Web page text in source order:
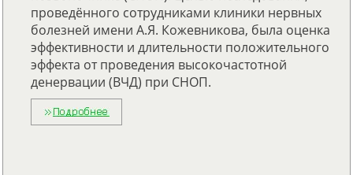
проведённого сотрудниками клиники нервных
болезней имени А.Я. Кожевникова, была оценка
эффективности и длительности положительного
эффекта от проведения высокочастотной
денервации (ВЧД) при СНОП.